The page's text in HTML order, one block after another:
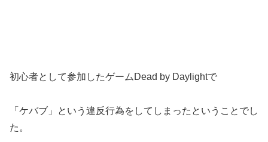
初心者として参加したゲームDead by Daylightで
「ケバブ」という違反行為をしてしまったということでし
た。